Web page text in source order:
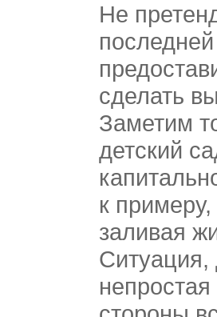
Не
сделать
Заметим
детский
к
заливая
Ситуация,